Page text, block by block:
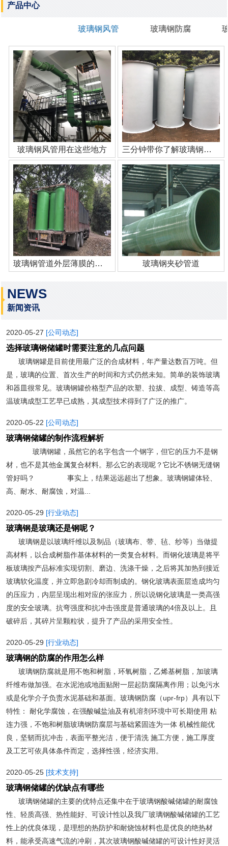
产品中心
玻璃钢风管 玻璃钢防腐
玻璃钢风管用在这些地方 三分钟带你了解玻璃钢管道
玻璃钢管道外层薄膜的作用 玻璃钢夹砂管道
NEWS
新闻资讯
2020-05-27 [公司动态]
选择玻璃钢储罐时需要注意的几点问题
玻璃钢罐是目前使用最广泛的合成材料，年产量达数百万吨。但
是，玻璃的位置、首次生产的时间和方式仍然未知。简单的装饰玻璃
和器皿很常见。玻璃钢罐价格型产品的吹塑、拉拔、成型、铸造等高
温玻璃成型工艺早已成熟，其成型技术得到了广泛的推广。
2020-05-22 [公司动态]
玻璃钢储罐的制作流程解析
玻璃钢罐，虽然它的名字包含一个钢字，但它的压力不是钢
材，也不是其他金属复合材料。那么它的表现呢？它比不锈钢无缝钢
管好吗？ 事实上，结果远远超出了想象。玻璃钢罐体轻、
高、耐水、耐腐蚀，对温...
2020-05-29 [行业动态]
玻璃钢是玻璃还是钢呢？
玻璃钢是以玻璃纤维以及制品（玻璃布、带、毡、纱等）当做提
高材料，以合成树脂作基体材料的一类复合材料。而钢化玻璃是将平
板玻璃按产品标准实现切割、磨边、洗涤干燥，之后将其加热到接近
玻璃软化温度，并立即急剧冷却而制成的。钢化玻璃表面层造成均匀
的压应力，内层呈现出相对应的张应力，所以说钢化玻璃是一类高强
度的安全玻璃。抗弯强度和抗冲击强度是普通玻璃的4倍及以上。且
破碎后，其碎片呈颗粒状，提升了产品的采用安全性。
2020-05-29 [行业动态]
玻璃钢的防腐的作用怎么样
玻璃钢防腐就是用不饱和树脂，环氧树脂，乙烯基树脂，加玻璃
纤维布做加强。在水泥池或地面贴附一层起防腐隔离作用；以免污水
或是化学介子负责水泥基础和基面。玻璃钢防腐（upr-frp）具有以下
特性： 耐化学腐蚀，在强酸碱盐油及有机溶剂环境中可长期使用 粘
连力强，不饱和树脂玻璃钢防腐层与基础紧固连为一体 机械性能优
良，坚韧而抗冲击，表面平整光洁，便于清洗 施工方便，施工厚度
及工艺可依具体条件而定，选择性强，经济实用。
2020-05-25 [技术支持]
玻璃钢储罐的优缺点有哪些
玻璃钢储罐的主要的优特点还集中在于玻璃钢酸碱储罐的耐腐蚀
性、轻质高强、热性能好、可设计性以及我厂玻璃钢酸碱储罐的工艺
性上的优良体现，是理想的热防护和耐烧蚀材料也是优良的绝热材
料，能承受高速气流的冲刷，其次玻璃钢酸碱储罐的可设计性好灵活